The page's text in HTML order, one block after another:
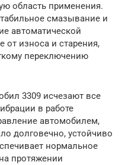
область применения.
смазывание и
автоматической
от износа и старения,
переключению
3309 исчезают все
в работе
автомобилем,
долговечно, устойчиво
нормальное
протяжении